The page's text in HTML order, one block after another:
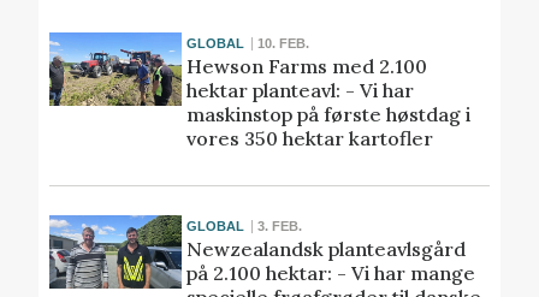
GLOBAL 10. FEB.
Hewson Farms med 2.100
hektar planteavl: - Vi har
maskinstop på første høstdag i
vores 350 hektar kartofler
GLOBAL 3. FEB.
Newzealandsk planteavlsgård
på 2.100 hektar: - Vi har mange